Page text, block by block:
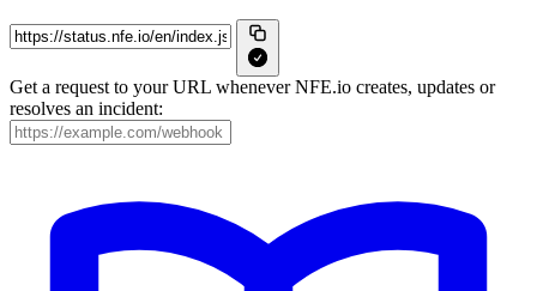
Get a request to your URL whenever NFE.io creates, updates or
resolves an incident: